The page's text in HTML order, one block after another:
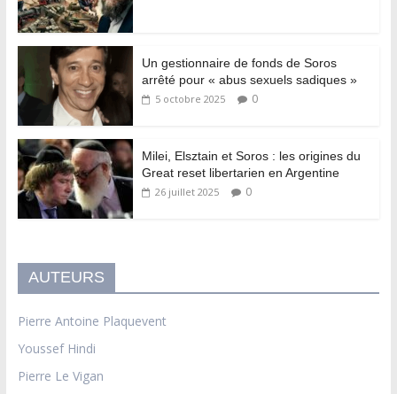
Un gestionnaire de fonds de Soros
arrêté pour « abus sexuels sadiques »
5 octobre 2025 0
Milei, Elsztain et Soros : les origines du
Great reset libertarien en Argentine
26 juillet 2025 0
AUTEURS
Pierre Antoine Plaquevent
Youssef Hindi
Pierre Le Vigan